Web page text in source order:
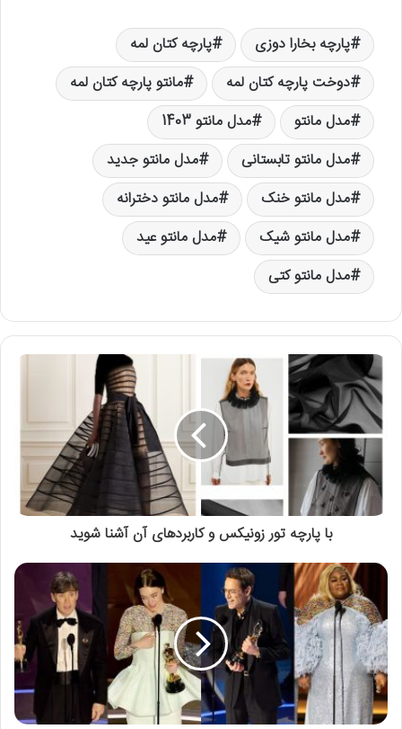
پارچه بخارا دوزی
پارچه کتان لمه
دوخت پارچه کتان لمه
مانتو پارچه کتان لمه
مدل مانتو
مدل مانتو 1403
مدل مانتو تابستانی
مدل مانتو جدید
مدل مانتو خنک
مدل مانتو دخترانه
مدل مانتو شیک
مدل مانتو عید
مدل مانتو کتی
با پارچه تور زونیکس و کاربردهای آن آشنا شوید